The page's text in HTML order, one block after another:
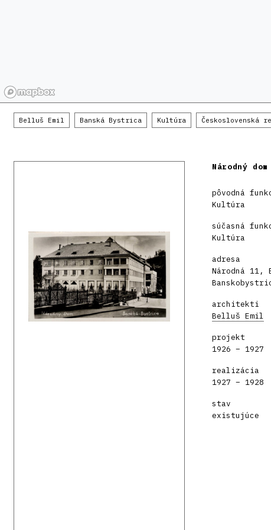
Belluš Emil Banská Bystrica Kultúra Československá
Národný dom
pôvodná
Kultúra
súčasná
Kultúra
adresa
Národná 11,
architekti
Belluš Emil
projekt
1926 – 1927
realizácia
1927 – 1928
stav
existujúce